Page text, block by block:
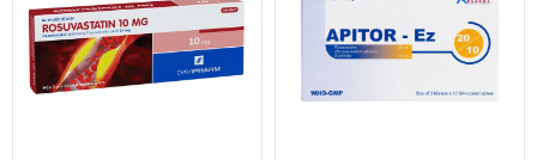
trung bình
Suy thận trung
bình – nặng
Nên khởi đầu với rosuvastatin